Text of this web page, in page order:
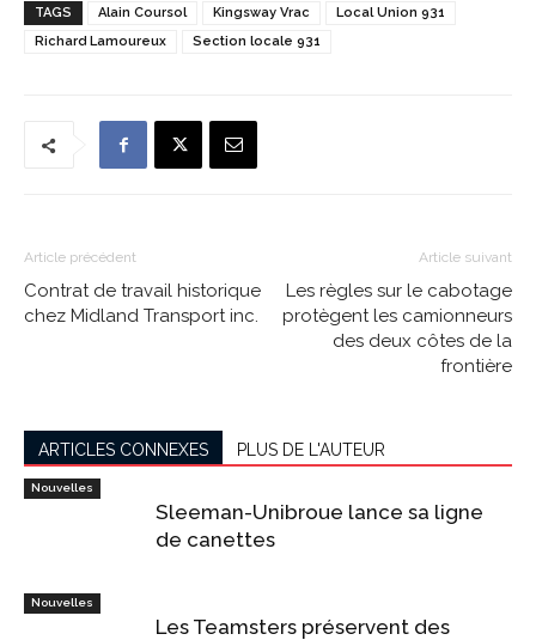
TAGS Alain Coursol Kingsway Vrac
Local Union 931
Richard Lamoureux
Section locale 931
Article précédent
Contrat de travail historique
chez Midland Transport inc.
Article suivant
Les règles sur le cabotage
protègent les camionneurs
des deux côtes de la
frontière
ARTICLES CONNEXES PLUS DE L'AUTEUR
Nouvelles
Sleeman-Unibroue lance sa ligne
de canettes
Nouvelles
Les Teamsters préservent des